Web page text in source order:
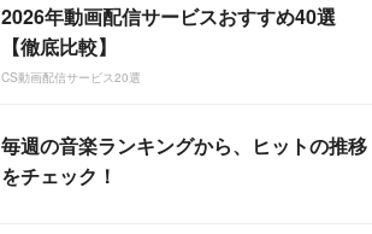
2026年動画配信サービスおすすめ40選
【徹底比較】
CS動画配信サービス20選
毎週の音楽ランキングから、ヒットの推移
をチェック！